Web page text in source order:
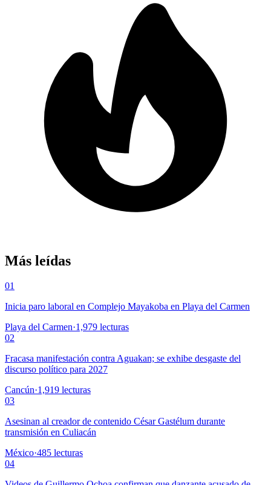
Más leídas
01
Inicia paro laboral en Complejo Mayakoba en Playa del Carmen
Playa del Carmen·1,979 lecturas
02
Fracasa manifestación contra Aguakan; se exhibe desgaste del
discurso político para 2027
Cancún·1,919 lecturas
03
Asesinan al creador de contenido César Gastélum durante
transmisión en Culiacán
México·485 lecturas
04